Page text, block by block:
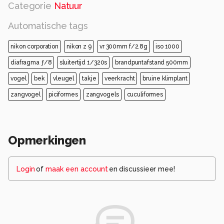
Categorie Natuur
Automatische tags
nikon corporation nikon z 9 vr 300mm f/2.8g iso 1000
diafragma ƒ/8 sluitertijd 1/320s brandpuntafstand 500mm
vogel bek vleugel takje veerkracht bruine klimplant
zangvogel piciformes zangvogels cuculiformes
Opmerkingen
Loginof maak een account en discussieer mee!